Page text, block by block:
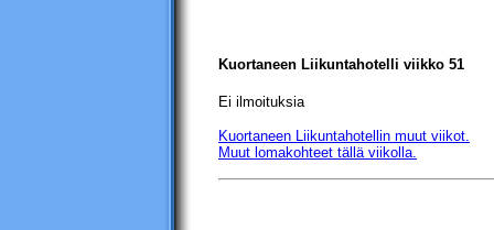
Kuortaneen Liikuntahotelli viikko 51
Ei ilmoituksia
Kuortaneen Liikuntahotellin muut viikot.
Muut lomakohteet tällä viikolla.